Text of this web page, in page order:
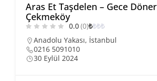
Aras Et Taşdelen – Gece
Çekmeköy
0.0(0)₺₺₺₺
Anadolu Yakası, İstanbul
0216 5091010
30 Eylül 2024